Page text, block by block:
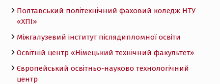
Полтавський політехнічний фаховий коледж НТУ
«ХПI»
Міжгалузевий інститут післядипломної освіти
Освітній центр «Німецький технічний факультет»
Європейський освітньо-науково технологічний
центр